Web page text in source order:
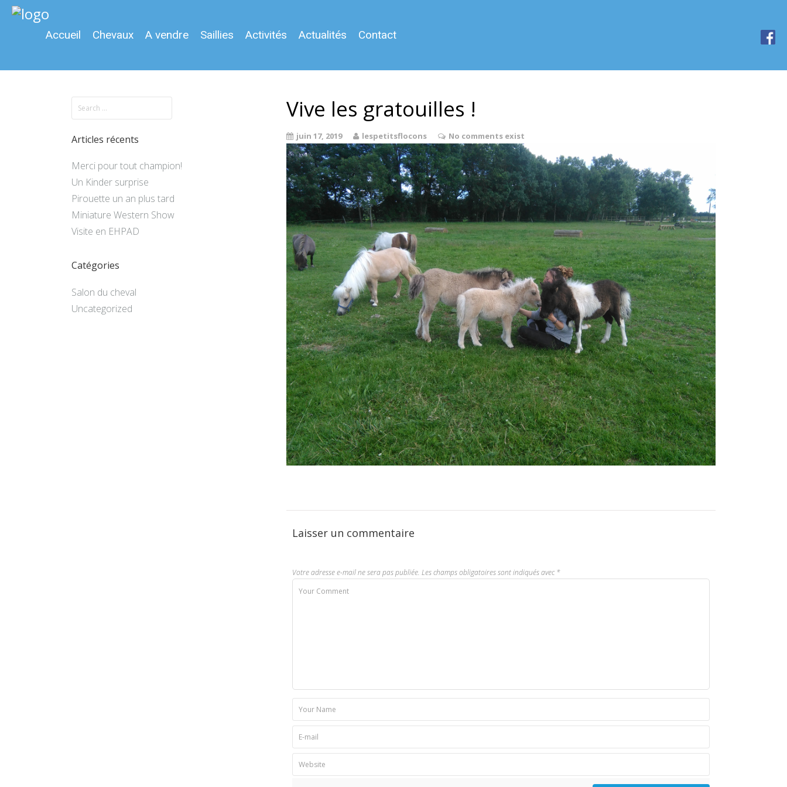
Accueil Chevaux A vendre Saillies Activités Actualités Contact
Vive les gratouilles !
juin 17, 2019 lespetitsflocons No comments exist
Laisser un commentaire
Votre adresse e-mail ne sera pas publiée. Les champs obligatoires sont indiqués avec*
Articles récents
Merci pour tout champion!
Un Kinder surprise
Pirouette un an plus tard
Miniature Western Show
Visite en EHPAD
Catégories
Salon du cheval
Uncategorized